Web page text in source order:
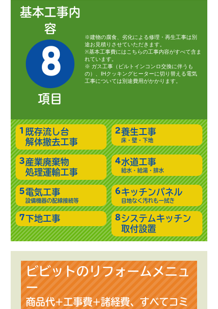
基本工事内
容
8
項目
※建物の腐食、劣化による修理・再生工事は別
途お見積りさせていただきます。
※基本工事費にはこちらの工事内容がすべて含ま
れています。
※ ガス工事（ビルトインコンロ交換に伴うも
の）、IHクッキングヒーターに切り替える電気
工事については別途費用がかかります。
既存流し台
解体撤去工事
養生工事
床・壁・下地
産業廃棄物
処理運輸工事
水道工事
給水・給湯・排水
電気工事
設備機器の配線接続等
キッチンパネル
目地なく汚れも一拭き
下地工事
システムキッチン
取付設置
ビビットのリフォームメニュ
ー
商品代+工事費+諸経費、すべてコミ